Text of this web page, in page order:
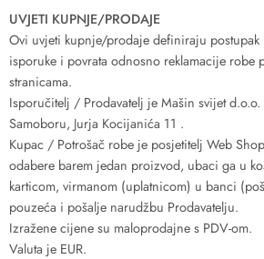
UVJETI KUPNJE/PRODAJE
Ovi uvjeti kupnje/prodaje definiraju
isporuke i povrata odnosno reklamacije robe
stranicama.
Isporučitelj / Prodavatelj je Mašin svijet d.o.o.
Samoboru, Jurja Kocijanića 11 .
Kupac / Potrošač robe je posjetitelj Web
odabere barem jedan proizvod, ubaci ga u
karticom, virmanom (uplatnicom) u banci
pouzeća i pošalje narudžbu Prodavatelju.
Izražene cijene su maloprodajne s PDV-om.
Valuta je EUR.